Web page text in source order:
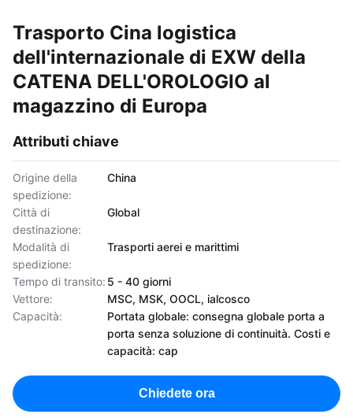
Trasporto Cina logistica
dell'internazionale di EXW della
CATENA DELL'OROLOGIO al
magazzino di Europa
Attributi chiave
Origine della
spedizione:
China
Città di
destinazione:
Global
Modalità di
spedizione:
Trasporti aerei e marittimi
Tempo di transito: 5 - 40 giorni
Vettore:
MSC, MSK, OOCL, ialcosco
Capacità:
Portata globale: consegna globale porta a
porta senza soluzione di continuità. Costi e
capacità: cap
Chiedete ora